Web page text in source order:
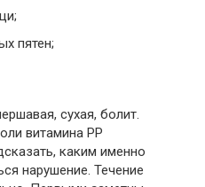
пятен;
сухая, болит.
витамина PP
каким именно
нарушение. Течение